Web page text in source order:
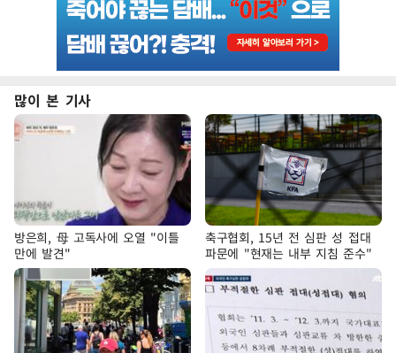
많이 본 기사
방은희, 母 고독사에 오열 "이틀
만에 발견"
축구협회, 15년 전 심판 성 접대
파문에 "현재는 내부 지침 준수"